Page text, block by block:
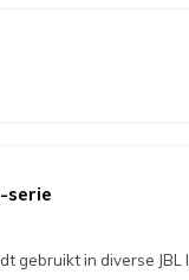
serie
gebruikt in diverse